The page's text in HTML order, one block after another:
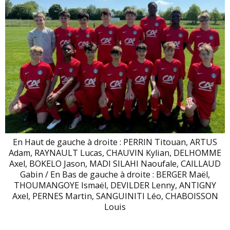
En Haut de gauche à droite : PERRIN Titouan, ARTUS
Adam, RAYNAULT Lucas, CHAUVIN Kylian, DELHOMME
Axel, BOKELO Jason, MADI SILAHI Naoufale, CAILLAUD
Gabin / En Bas de gauche à droite : BERGER Maël,
THOUMANGOYE Ismaël, DEVILDER Lenny, ANTIGNY
Axel, PERNES Martin, SANGUINITI Léo, CHABOISSON
Louis